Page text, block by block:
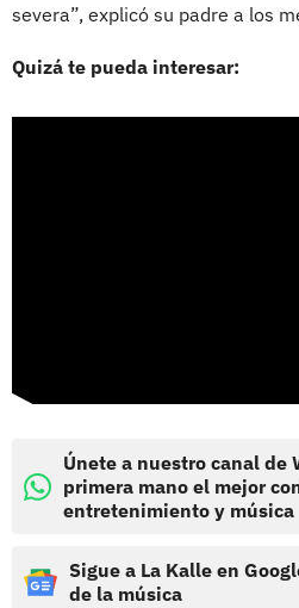
severa”, explicó su padre a los
Quizá te pueda interesar:
Únete a nuestro canal de
primera mano el mejor
entretenimiento y música
Sigue a La Kalle en
de la música